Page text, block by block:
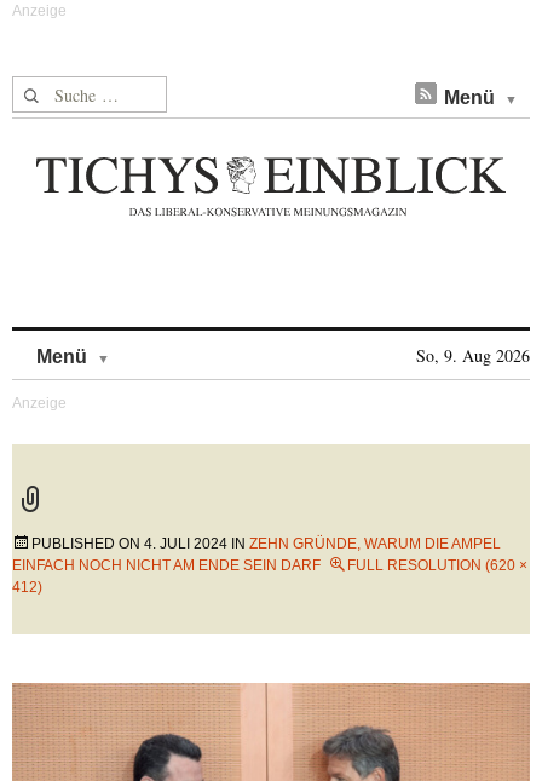
Suche nach: Menü
Menü So, 9. Aug 2026
PUBLISHED ON 4. JULI 2024 IN ZEHN GRÜNDE, WARUM DIE AMPEL
EINFACH NOCH NICHT AM ENDE SEIN DARF
FULL RESOLUTION (620 ×
412)